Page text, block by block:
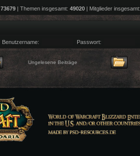
73679 | Themen insgesamt: 49020 | Mitglieder
Benutzername: Passwort:
Ungelesene Beiträge